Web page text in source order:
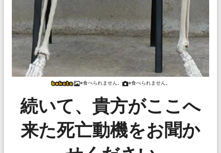
※食べられません。 ※食べられません。
続いて、貴方がここへ
来た死亡動機をお聞か